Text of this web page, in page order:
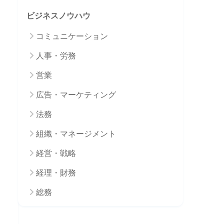
ビジネスノウハウ
コミュニケーション
人事・労務
営業
広告・マーケティング
法務
組織・マネージメント
経営・戦略
経理・財務
総務